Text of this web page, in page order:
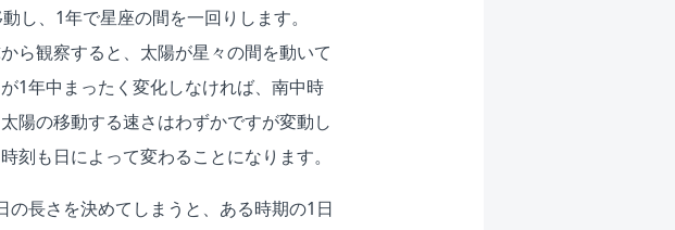
し、1年で星座の間を一回りします。
ら観察すると、太陽が星々の間を動いて
1年中まったく変化しなければ、南中時
陽の移動する速さはわずかですが変動し
刻も日によって変わることになります。
長さを決めてしまうと、ある時期の1日